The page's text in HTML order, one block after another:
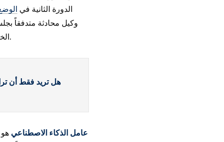
الدورة الثانية في الوضع 2، مسار
وكيل محادثة متدفقاً
كل شيء في اللحظة التي تُغلق فيها الطرفية، وكل أداة لديه كانت مكتوبة داخل كود Python الخاص به.
هل تريد فقط أن
عامل الذكاء الاصطناعي